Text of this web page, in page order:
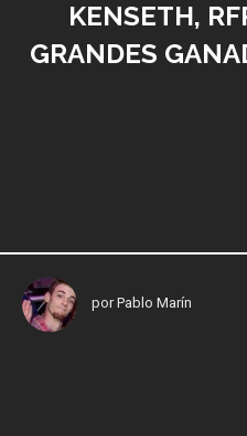
KENSETH,
GRANDES
porPablo Marín